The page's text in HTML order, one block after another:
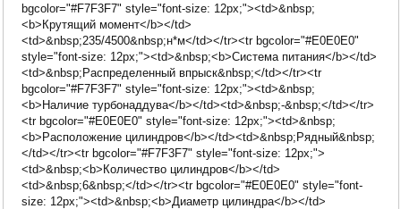
bgcolor="#F7F3F7" style="font-size: 12px;"><td>&nbsp;
<b>Крутящий момент</b></td>
<td>&nbsp;235/4500&nbsp;н*м</td></tr><tr bgcolor="#E0E0E0"
style="font-size: 12px;"><td>&nbsp;<b>Система питания</b></td>
<td>&nbsp;Распределенный впрыск&nbsp;</td></tr><tr
bgcolor="#F7F3F7" style="font-size: 12px;"><td>&nbsp;
<b>Наличие турбонаддува</b></td><td>&nbsp;-&nbsp;</td></tr>
<tr bgcolor="#E0E0E0" style="font-size: 12px;"><td>&nbsp;
<b>Расположение цилиндров</b></td><td>&nbsp;Рядный&nbsp;
</td></tr><tr bgcolor="#F7F3F7" style="font-size: 12px;">
<td>&nbsp;<b>Количество цилиндров</b></td>
<td>&nbsp;6&nbsp;</td></tr><tr bgcolor="#E0E0E0" style="font-
size: 12px;"><td>&nbsp;<b>Диаметр цилиндра</b></td>